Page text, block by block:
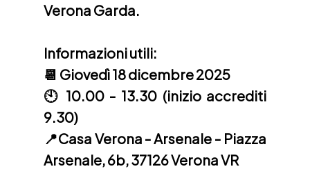
Verona Garda.
Informazioni utili:
📆 Giovedì 18 dicembre 2025
🕙 10.00 - 13.30 (inizio accrediti
9.30)
📍Casa Verona - Arsenale - Piazza
Arsenale, 6b, 37126 Verona VR